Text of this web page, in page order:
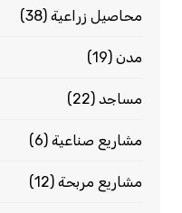
محاصيل زراعية(38)
مدن(19)
مساجد(22)
مشاريع صناعية(6)
مشاريع مربحة(12)